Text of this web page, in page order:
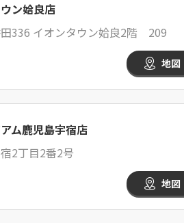
ン姶良店
336 イオンタウン姶良2階 209
地図
ム鹿児島宇宿店
2丁目2番2号
地図